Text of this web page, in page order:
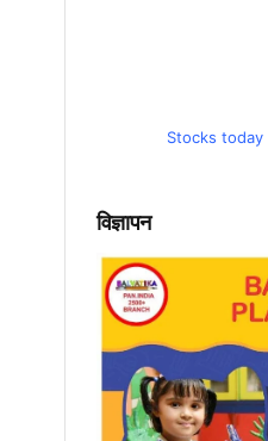
Stocks today
विज्ञापन